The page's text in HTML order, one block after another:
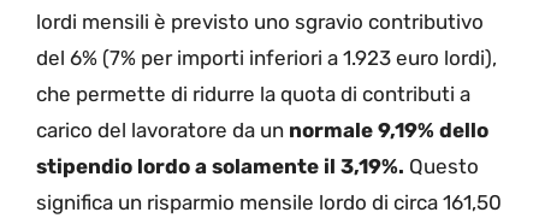
lordi mensili è previsto uno sgravio contributivo
del 6% (7% per importi inferiori a 1.923 euro lordi),
che permette di ridurre la quota di contributi a
carico del lavoratore da un normale 9,19% dello
stipendio lordo a solamente il 3,19%. Questo
significa un risparmio mensile lordo di circa 161,50